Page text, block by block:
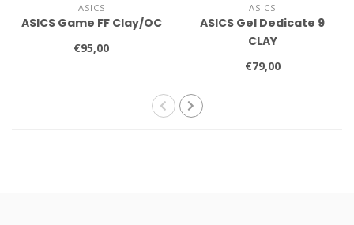
ASICS
ASICS Game FF Clay/OC
€95,00
ASICS
ASICS Gel Dedicate 9
CLAY
€79,00